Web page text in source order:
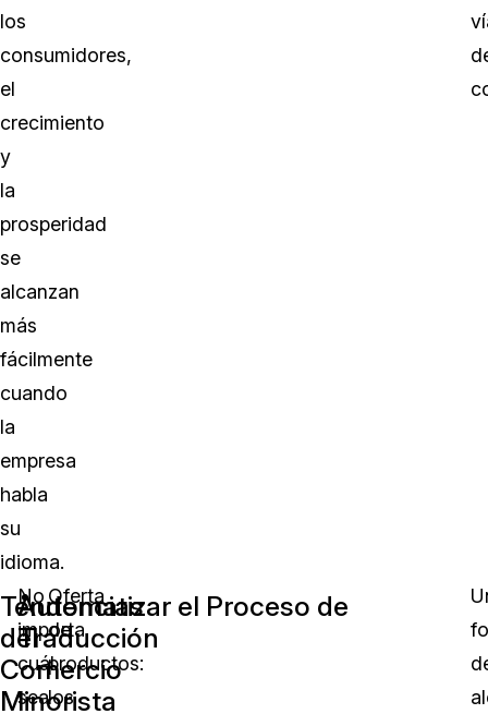
los
consumidores,
el
crecimiento
y
la
prosperidad
se
alcanzan
más
fácilmente
cuando
la
empresa
habla
su
idioma.
Tendencias
del
Comercio
Minorista
No
importa
cuál
sea
Oferta
de
productos:
los
Automatizar el Proceso de
Traducción